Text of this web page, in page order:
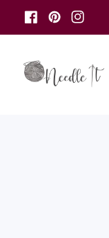
FacebookPinterestInstagram